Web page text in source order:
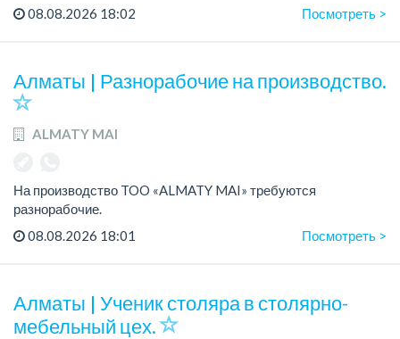
График работы: сменный.
Зарплата: от 202 729 до 330 216 тенге.
08.08.2026 18:02 Посмотреть >
Алматы | Разнорабочие на производство.
ALMATY MAI
На производство TOO «ALMATY MAI» требуются
разнорабочие.
Зарплата: от 250 000 до 300 000 тенге на руки.
График работы: 5/2, с 08.00 до 17.00.
08.08.2026 18:01 Посмотреть >
Алматы | Ученик столяра в столярно-
мебельный цех.